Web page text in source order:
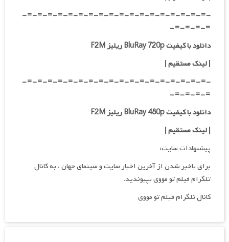
-=-=-=-=-=-=-=-=-=-=-=-=-=-=-=-=-=-=-
=-=-=-=-
دانلود با کیفیت BluRay 720p ریلیز F2M
| لینک مستقیم|
-=-=-=-=-=-=-=-=-=-=-=-=-=-=-=-=-=-=-
=-=-=-=-
دانلود با کیفیت BluRay 480p ریلیز F2M
| لینک مستقیم|
پیشنهادات سایت:
برای باخبر شدن از آخرین اخبار سایت و سینمای جهان ، به کانال
تلگرام فیلم تو مووی بپیوندید.
کانال تلگرام فیلم تو مووی